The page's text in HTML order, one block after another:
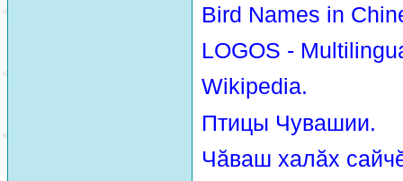
Bird Names in
LOGOS -
Wikipedia.
Птицы Чувашии.
Чăваш халăх